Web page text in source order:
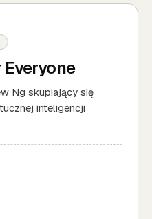
Ng skupiający się
inteligencji